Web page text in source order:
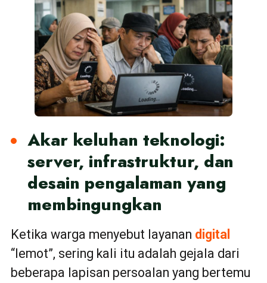
Akar keluhan teknologi:
server, infrastruktur, dan
desain pengalaman yang
membingungkan
Ketika warga menyebut layanan digital
“lemot”, sering kali itu adalah gejala dari
beberapa lapisan persoalan yang bertemu